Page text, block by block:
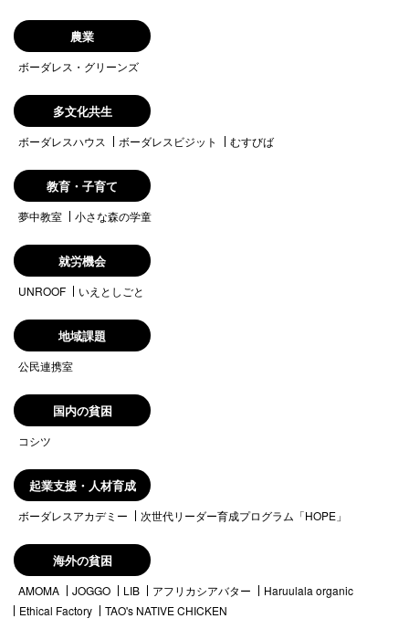
農業
ボーダレス・グリーンズ
多文化共生
ボーダレスハウス ボーダレスビジット むすびば
教育・子育て
夢中教室 小さな森の学童
就労機会
UNROOF いえとしごと
地域課題
公民連携室
国内の貧困
コシツ
起業支援・人材育成
ボーダレスアカデミー 次世代リーダー育成プログラム「HOPE」
海外の貧困
AMOMA JOGGO LIB アフリカシアバター
Haruulala organic
Ethical Factory
TAO's NATIVE CHICKEN